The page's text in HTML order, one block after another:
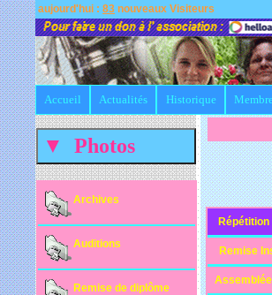
aujourd'hui : 83 nouveaux Visiteurs
Accueil Actualités Historique
Archives
Auditions
Remise de diplôme
Répétition
Remise